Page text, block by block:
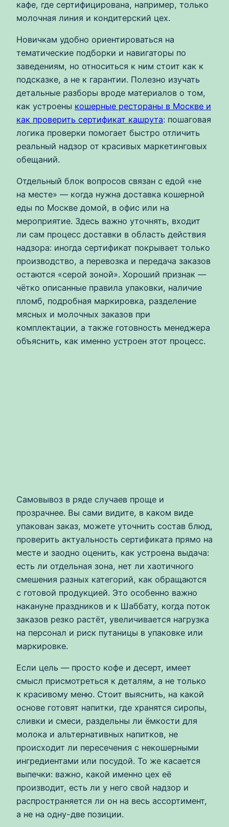
кафе, где сертифицирована, например, только
молочная линия и кондитерский цех.
Новичкам удобно ориентироваться на
тематические подборки и навигаторы по
заведениям, но относиться к ним стоит как к
подсказке, а не к гарантии. Полезно изучать
детальные разборы вроде материалов о том,
как устроены кошерные рестораны в Москве и
как проверить сертификат кашрута: пошаговая
логика проверки помогает быстро отличить
реальный надзор от красивых маркетинговых
обещаний.
Отдельный блок вопросов связан с едой «не
на месте» — когда нужна доставка кошерной
еды по Москве домой, в офис или на
мероприятие. Здесь важно уточнять, входит
ли сам процесс доставки в область действия
надзора: иногда сертификат покрывает только
производство, а перевозка и передача заказов
остаются «серой зоной». Хороший признак —
чётко описанные правила упаковки, наличие
пломб, подробная маркировка, разделение
мясных и молочных заказов при
комплектации, а также готовность менеджера
объяснить, как именно устроен этот процесс.
Самовывоз в ряде случаев проще и
прозрачнее. Вы сами видите, в каком виде
упакован заказ, можете уточнить состав блюд,
проверить актуальность сертификата прямо на
месте и заодно оценить, как устроена выдача:
есть ли отдельная зона, нет ли хаотичного
смешения разных категорий, как обращаются
с готовой продукцией. Это особенно важно
накануне праздников и к Шаббату, когда поток
заказов резко растёт, увеличивается нагрузка
на персонал и риск путаницы в упаковке или
маркировке.
Если цель — просто кофе и десерт, имеет
смысл присмотреться к деталям, а не только
к красивому меню. Стоит выяснить, на какой
основе готовят напитки, где хранятся сиропы,
сливки и смеси, раздельны ли ёмкости для
молока и альтернативных напитков, не
происходит ли пересечения с некошерными
ингредиентами или посудой. То же касается
выпечки: важно, какой именно цех её
производит, есть ли у него свой надзор и
распространяется ли он на весь ассортимент,
а не на одну-две позиции.